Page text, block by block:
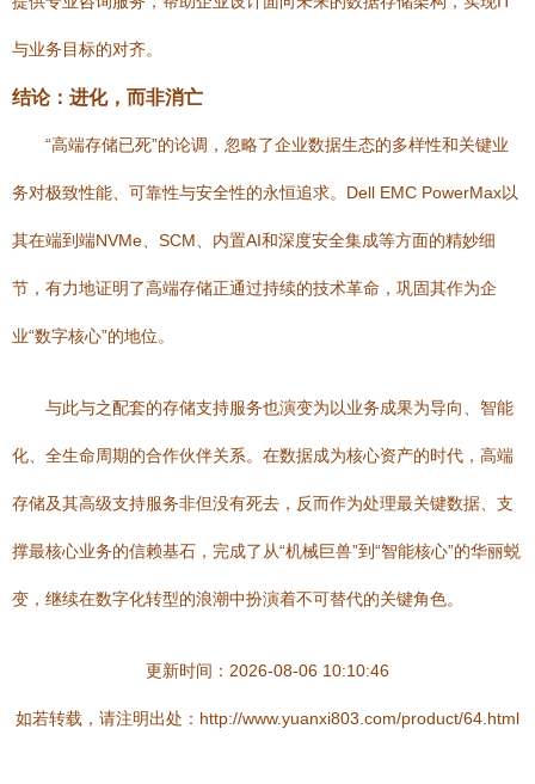
与业务目标的对齐。
结论：进化，而非消亡
“高端存储已死”的论调，忽略了企业数据生态的多样性和关键业
务对极致性能、可靠性与安全性的永恒追求。Dell EMC PowerMax以
其在端到端NVMe、SCM、内置AI和深度安全集成等方面的精妙细
节，有力地证明了高端存储正通过持续的技术革命，巩固其作为企
业“数字核心”的地位。
与此与之配套的存储支持服务也演变为以业务成果为导向、智能
化、全生命周期的合作伙伴关系。在数据成为核心资产的时代，高端
存储及其高级支持服务非但没有死去，反而作为处理最关键数据、支
撑最核心业务的信赖基石，完成了从“机械巨兽”到“智能核心”的华丽蜕
变，继续在数字化转型的浪潮中扮演着不可替代的关键角色。
更新时间：2026-08-06 10:10:46
如若转载，请注明出处：http://www.yuanxi803.com/product/64.html